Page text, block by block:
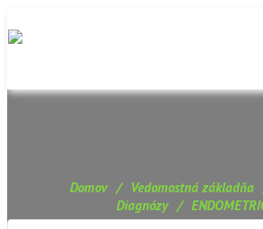
Domov / Vedomostná základňa
Diagnózy /